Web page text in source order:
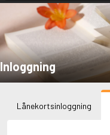
Inloggning
Lånekortsinloggning